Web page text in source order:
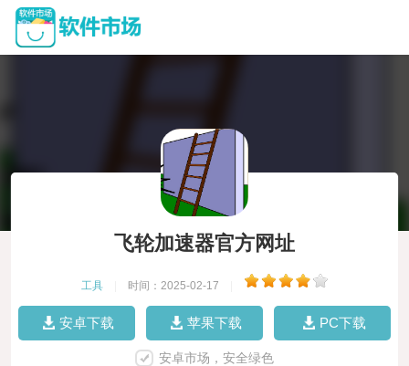
飞轮加速器官方网址
工具 时间：2025-02-17
安卓下载 苹果下载 PC下载
安卓市场，安全绿色